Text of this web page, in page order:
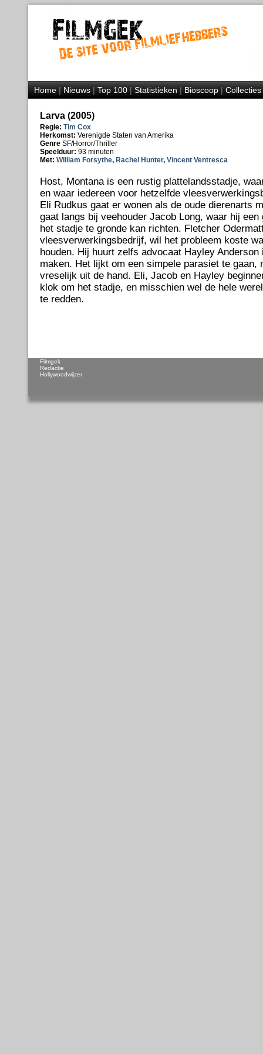
Home|Nieuws|Top 100|Statistieken|Bioscoop|Collecties
Larva (2005)
Regie: Tim Cox
Herkomst: Verenigde Staten van Amerika
Genre SF/Horror/Thriller
Speelduur: 93 minuten
Met: William Forsythe, Rachel Hunter, Vincent Ventresca
Host, Montana is een rustig plattelandsstadje,
en waar iedereen voor hetzelfde
Eli Rudkus gaat er wonen als de oude dierenarts
gaat langs bij veehouder Jacob Long, waar hij een
het stadje te gronde kan richten. Fletcher
vleesverwerkingsbedrijf, wil het probleem koste
houden. Hij huurt zelfs advocaat Hayley
maken. Het lijkt om een simpele parasiet te gaan,
vreselijk uit de hand. Eli, Jacob en Hayley
klok om het stadje, en misschien wel de hele
te redden.
Filmgek
Redactie
Hollywoodwijzer